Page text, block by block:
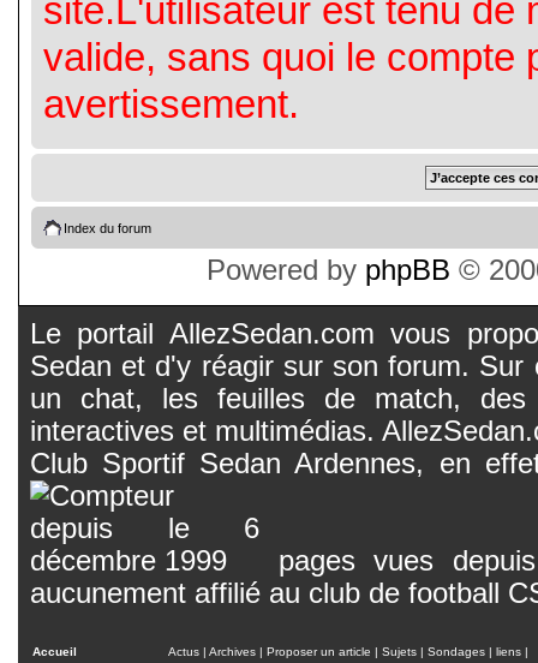
site.L'utilisateur est tenu de
valide, sans quoi le compte
avertissement.
Index du forum
Powered by phpBB ©
Le portail AllezSedan.com vous
Sedan et d'y réagir sur son forum.
un chat, les feuilles de match, des
interactives et multimédias.
Club Sportif Sedan Ardennes, en
pages vues
aucunement affilié au club de football
Accueil Actus | Archives | Proposer un article | Sujets | Sondages | liens |